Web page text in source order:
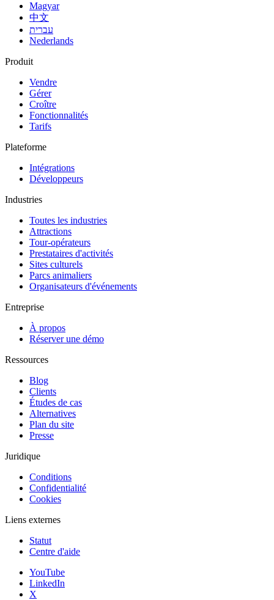
Magyar
中文
עברית
Nederlands
Produit
Vendre
Gérer
Croître
Fonctionnalités
Tarifs
Plateforme
Intégrations
Développeurs
Industries
Toutes les industries
Attractions
Tour-opérateurs
Prestataires d'activités
Sites culturels
Parcs animaliers
Organisateurs d'événements
Entreprise
À propos
Réserver une démo
Ressources
Blog
Clients
Études de cas
Alternatives
Plan du site
Presse
Juridique
Conditions
Confidentialité
Cookies
Liens externes
Statut
Centre d'aide
YouTube
LinkedIn
X